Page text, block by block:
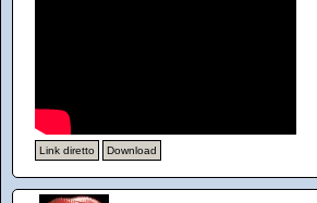
Link diretto Download